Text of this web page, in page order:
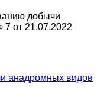
добычи
от 21.07.2022
анадромных видов